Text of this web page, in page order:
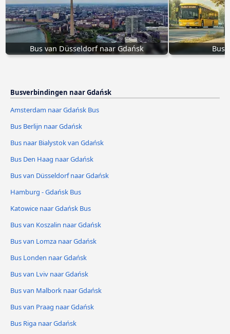
Bus van Düsseldorf naar Gdańsk Bus
Busverbindingen naar Gdańsk
Amsterdam naar Gdańsk Bus
Bus Berlijn naar Gdańsk
Bus naar Bialystok van Gdańsk
Bus Den Haag naar Gdańsk
Bus van Düsseldorf naar Gdańsk
Hamburg - Gdańsk Bus
Katowice naar Gdańsk Bus
Bus van Koszalin naar Gdańsk
Bus van Lomza naar Gdańsk
Bus Londen naar Gdańsk
Bus van Lviv naar Gdańsk
Bus van Malbork naar Gdańsk
Bus van Praag naar Gdańsk
Bus Riga naar Gdańsk